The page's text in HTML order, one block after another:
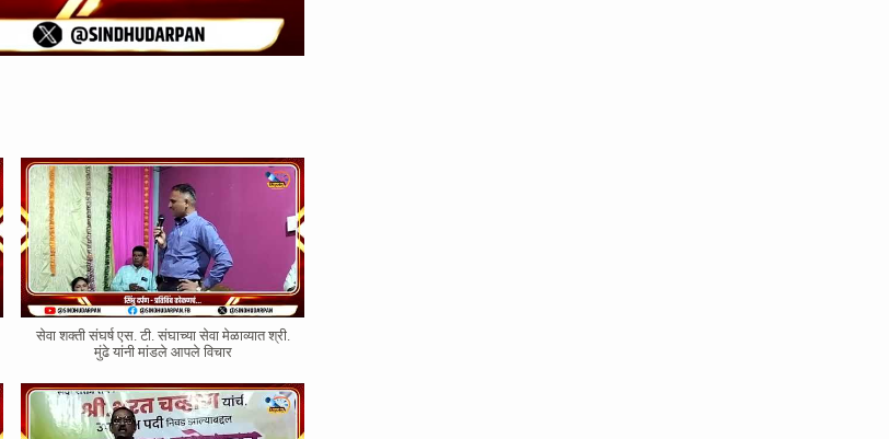
सेवा शक्ती संघर्ष एस. टी. संघाच्या सेवा मेळाव्यात श्री.
मुंढे यांनी मांडले आपले विचार